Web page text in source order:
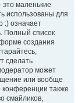
маленькие
использованы для
:) означает
Полный список
создания
сделать
может
или вообще
конференции также
смайликов,